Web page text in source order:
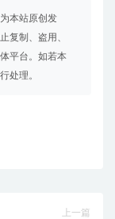
本站原创发
复制、盗用、
平台。如若本
处理。
上一篇